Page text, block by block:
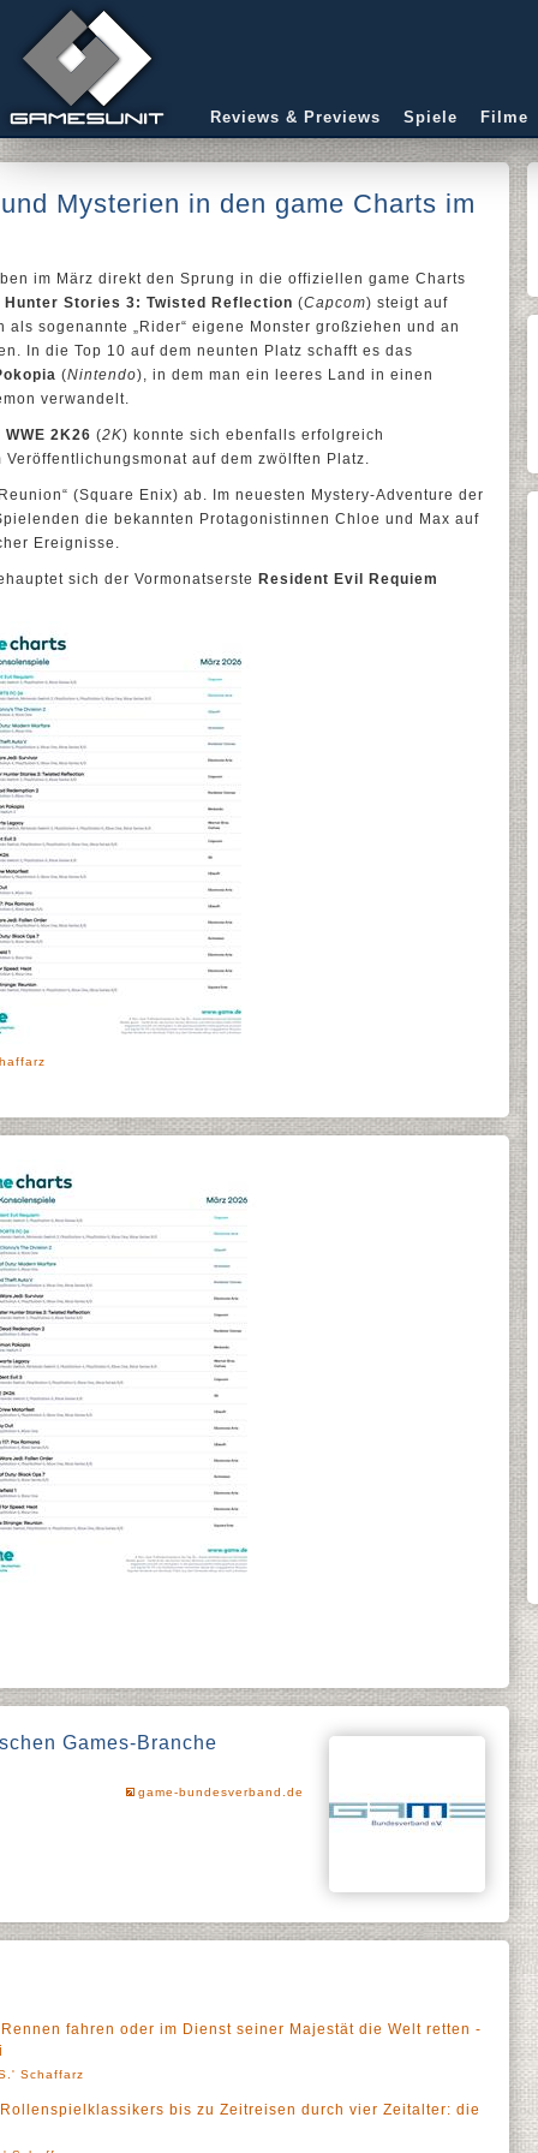
Reviews & Previews Spiele Filme
Mysterien in den game Charts im
im März direkt den Sprung in die offiziellen game Charts
Hunter Stories 3: Twisted Reflection (Capcom) steigt auf
sogenannte „Rider“ eigene Monster großziehen und an
In die Top 10 auf dem neunten Platz schafft es das
(Nintendo), in dem man ein leeres Land in einen
verwandelt.
WWE 2K26 (2K) konnte sich ebenfalls erfolgreich
auf dem zwölften Platz.
(Square Enix) ab. Im neuesten Mystery-Adventure der
die bekannten Protagonistinnen Chloe und Max auf
Ereignisse.
sich der Vormonatserste Resident Evil Requiem
Games-Branche
game-bundesverband.de
fahren oder im Dienst seiner Majestät die Welt retten -
Schaffarz
bis zu Zeitreisen durch vier Zeitalter: die